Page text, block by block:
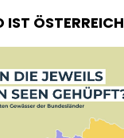
ÖSTERREICH